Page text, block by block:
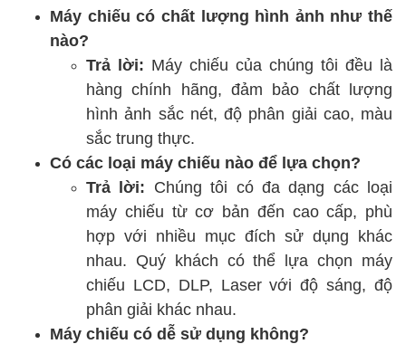
Máy chiếu có chất lượng hình ảnh như thế
nào?
Trả lời: Máy chiếu của chúng tôi đều là
hàng chính hãng, đảm bảo chất lượng
hình ảnh sắc nét, độ phân giải cao, màu
sắc trung thực.
Có các loại máy chiếu nào để lựa chọn?
Trả lời: Chúng tôi có đa dạng các loại
máy chiếu từ cơ bản đến cao cấp, phù
hợp với nhiều mục đích sử dụng khác
nhau. Quý khách có thể lựa chọn máy
chiếu LCD, DLP, Laser với độ sáng, độ
phân giải khác nhau.
Máy chiếu có dễ sử dụng không?